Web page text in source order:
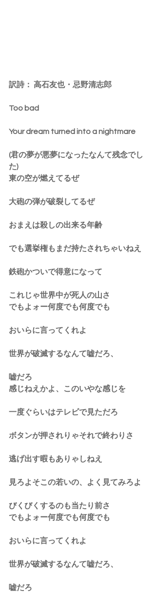
訳詩： 高石友也・忌野清志郎
Too bad
Your dream turned into a nightmare
(君の夢が悪夢になったなんて残念でし
た)
東の空が燃えてるぜ
大砲の弾が破裂してるぜ
おまえは殺しの出来る年齢
でも選挙権もまだ持たされちゃいねえ
鉄砲かついで得意になって
これじゃ世界中が死人の山さ
でもよォー何度でも何度でも
おいらに言ってくれよ
世界が破滅するなんて嘘だろ、
嘘だろ
感じねえかよ、このいやな感じを
一度ぐらいはテレビで見ただろ
ボタンが押されりゃそれで終わりさ
逃げ出す暇もありゃしねえ
見ろよそこの若いの、よく見てみろよ
びくびくするのも当たり前さ
でもよォー何度でも何度でも
おいらに言ってくれよ
世界が破滅するなんて嘘だろ、
嘘だろ